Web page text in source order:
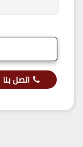
اتصل بنا